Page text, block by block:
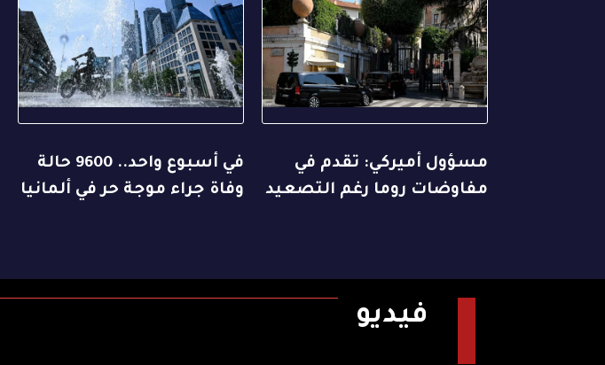
مسؤول أميركي: تقدم في
مفاوضات روما رغم التصعيد
في أسبوع واحد.. 9600 حالة
وفاة جراء موجة حر في ألمانيا
فيديو